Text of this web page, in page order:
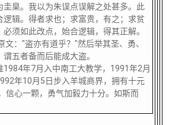
圭臬。我以为朱误点误解之处甚多。此
逻辑。得者求也；求富贵，有之；求贫
必须如此改点，始合逻辑，得其正解。
："盗亦有道乎？"然后举其圣、勇、
谓五者备而后能成大盗。
1984年7月入中南工大教学，1991年2月
年10月5日步入羊城商界，拥有十元
信心一颗，勇气加毅力十分。如斯而